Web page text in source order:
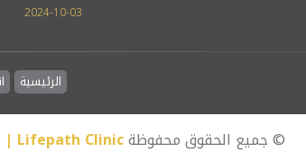
2024-10-03
الرئيسية
© جميع الحقوق محفوظةLifepath Clinic | عمليات التجميل في اسطنبول